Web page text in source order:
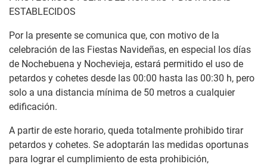
ESTABLECIDOS
Por la presente se comunica que, con motivo de la
celebración de las Fiestas Navideñas, en especial los días
de Nochebuena y Nochevieja, estará permitido el uso de
petardos y cohetes desde las 00:00 hasta las 00:30 h, pero
solo a una distancia mínima de 50 metros a cualquier
edificación.
A partir de este horario, queda totalmente prohibido tirar
petardos y cohetes. Se adoptarán las medidas oportunas
para lograr el cumplimiento de esta prohibición,